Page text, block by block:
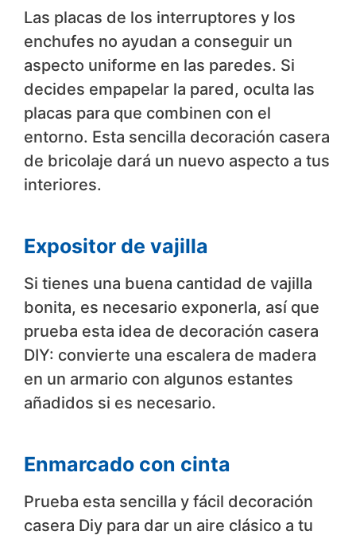
Las placas de los interruptores y los
enchufes no ayudan a conseguir un
aspecto uniforme en las paredes. Si
decides empapelar la pared, oculta las
placas para que combinen con el
entorno. Esta sencilla decoración casera
de bricolaje dará un nuevo aspecto a tus
interiores.
Expositor de vajilla
Si tienes una buena cantidad de vajilla
bonita, es necesario exponerla, así que
prueba esta idea de decoración casera
DIY: convierte una escalera de madera
en un armario con algunos estantes
añadidos si es necesario.
Enmarcado con cinta
Prueba esta sencilla y fácil decoración
casera Diy para dar un aire clásico a tu